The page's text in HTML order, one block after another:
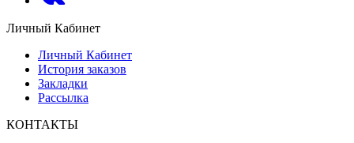
Личный Кабинет
Личный Кабинет
История заказов
Закладки
Рассылка
КОНТАКТЫ